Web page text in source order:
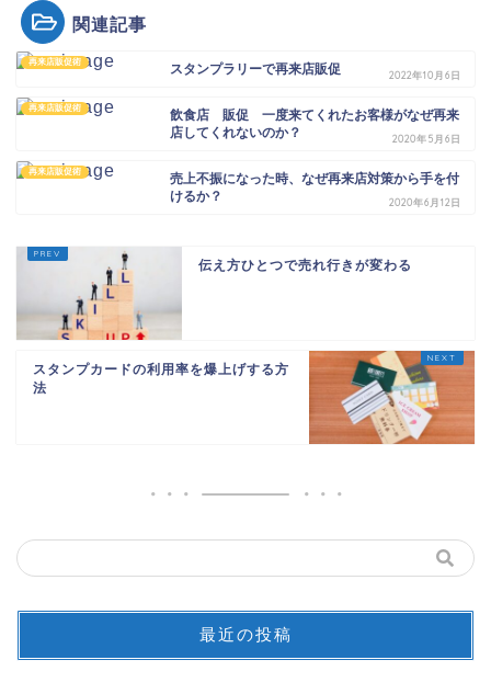
関連記事
再来店販促術 スタンプラリーで再来店販促 2022年10月6日
再来店販促術
飲食店 販促 一度来てくれたお客様がなぜ再来
店してくれないのか？
2020年5月6日
再来店販促術
売上不振になった時、なぜ再来店対策から手を付
けるか？
2020年6月12日
伝え方ひとつで売れ行きが変わる
スタンプカードの利用率を爆上げする方
法
最近の投稿